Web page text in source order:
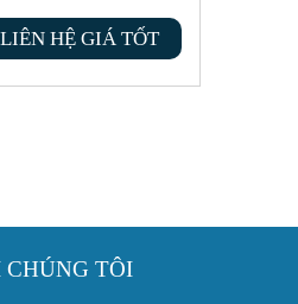
LIÊN HỆ GIÁ TỐT
TÔI